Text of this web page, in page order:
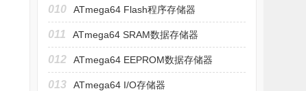
010 ATmega64 Flash程序存储器
011 ATmega64 SRAM数据存储器
012 ATmega64 EEPROM数据存储器
013 ATmega64 I/O存储器